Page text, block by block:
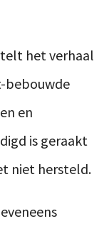
het verhaal
bebouwde
en
is geraakt
niet hersteld.